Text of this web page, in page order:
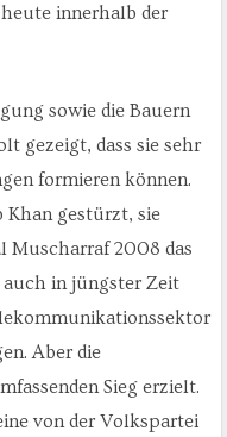
innerhalb der
sowie die Bauern
gezeigt, dass sie sehr
formieren können.
Khan gestürzt, sie
Muscharraf 2008 das
auch in jüngster Zeit
Aber die
Sieg erzielt.
von der Volkspartei